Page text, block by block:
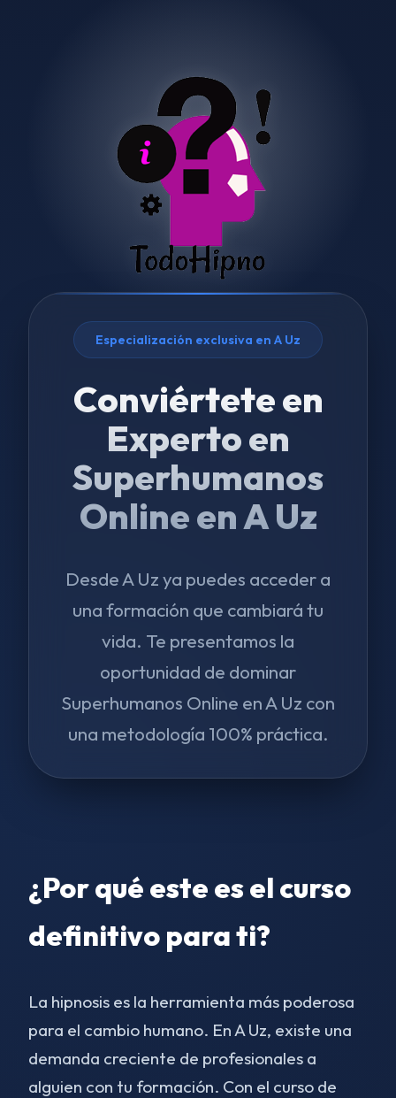
Especialización exclusiva en A Uz
Conviértete en
Experto en
Superhumanos
Online en A Uz
Desde A Uz ya puedes acceder a
una formación que cambiará tu
vida. Te presentamos la
oportunidad de dominar
Superhumanos Online en A Uz con
una metodología 100% práctica.
¿Por qué este es el curso
definitivo para ti?
La hipnosis es la herramienta más poderosa
para el cambio humano. En A Uz, existe una
demanda creciente de profesionales a
alguien con tu formación. Con el curso de